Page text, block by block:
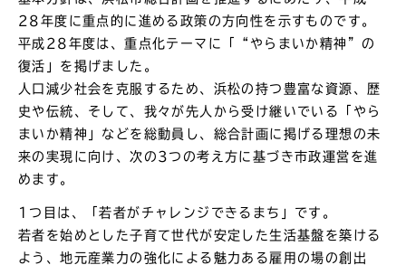
28年度に重点的に進める政策の方向性を示すものです。
平成28年度は、重点化テーマに「“やらまいか精神”の
復活」を掲げました。
人口減少社会を克服するため、浜松の持つ豊富な資源、歴
史や伝統、そして、我々が先人から受け継いでいる「やら
まいか精神」などを総動員し、総合計画に掲げる理想の未
来の実現に向け、次の3つの考え方に基づき市政運営を進
めます。
1つ目は、「若者がチャレンジできるまち」です。
若者を始めとした子育て世代が安定した生活基盤を築ける
よう、地元産業力の強化による魅力ある雇用の場の創出